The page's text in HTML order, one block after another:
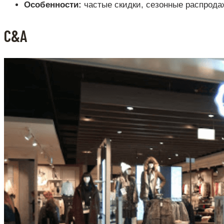
Особенности: частые скидки, сезонные
C&A